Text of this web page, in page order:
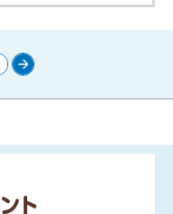
ー